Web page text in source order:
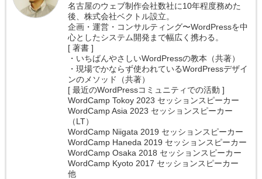
名古屋のウェブ制作会社数社に10年程度務めた
後、株式会社ベクトル設立。
企画・運営・コンサルティング〜WordPressを中
心としたシステム開発まで幅広く携わる。
[ 著書 ]
・いちばんやさしいWordPressの教本（共著）
・現場でかならず使われているWordPressデザイ
ンのメソッド（共著）
[ 最近のWordPressコミュニティでの活動 ]
WordCamp Tokoy 2023 セッションスピーカー
WordCamp Asia 2023 セッションスピーカー
（LT）
WordCamp Niigata 2019 セッションスピーカー
WordCamp Haneda 2019 セッションスピーカー
WordCamp Osaka 2018 セッションスピーカー
WordCamp Kyoto 2017 セッションスピーカー
他